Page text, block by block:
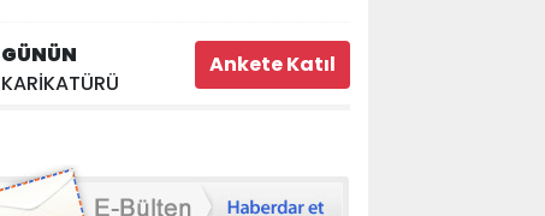
GÜNÜN
KARİKATÜRÜ